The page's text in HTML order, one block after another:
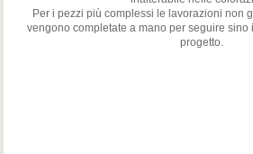
Per i pezzi più complessi le lavorazioni non
vengono completate a mano per seguire sino
progetto.